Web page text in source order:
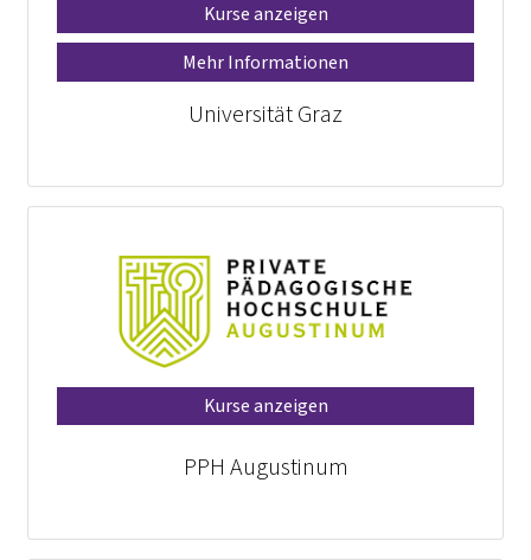
Kurse anzeigen
Mehr Informationen
Universität Graz
Kurse anzeigen
PPH Augustinum